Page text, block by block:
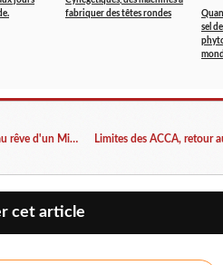
fabriquer des têtes rondes
sel
BB du cinéma au rêve d'un Ministère du bien être animal.
cet article